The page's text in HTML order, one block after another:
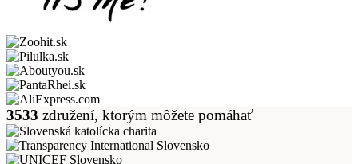
3533 združení, ktorým môžete pomáhať